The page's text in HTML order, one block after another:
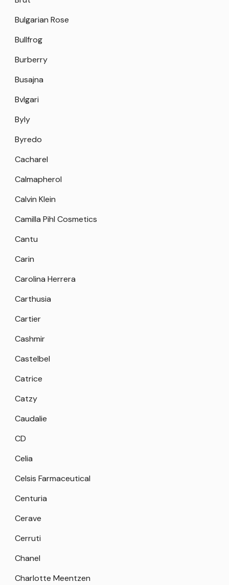
Bulgarian Rose
Bullfrog
Burberry
Busajna
Bvlgari
Byly
Byredo
Cacharel
Calmapherol
Calvin Klein
Camilla Pihl Cosmetics
Cantu
Carin
Carolina Herrera
Carthusia
Cartier
Cashmir
Castelbel
Catrice
Catzy
Caudalie
CD
Celia
Celsis Farmaceutical
Centuria
Cerave
Cerruti
Chanel
Charlotte Meentzen